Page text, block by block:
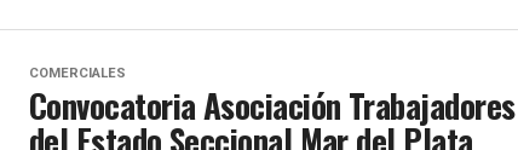
COMERCIALES
Convocatoria Asociación Trabajadores
del Estado Seccional Mar del Plata